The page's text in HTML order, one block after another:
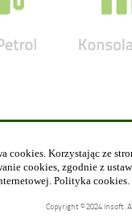
cookies. Korzystając ze
cookies, zgodnie z
Polityka cookies.
Copyright © 2024 Insoft.